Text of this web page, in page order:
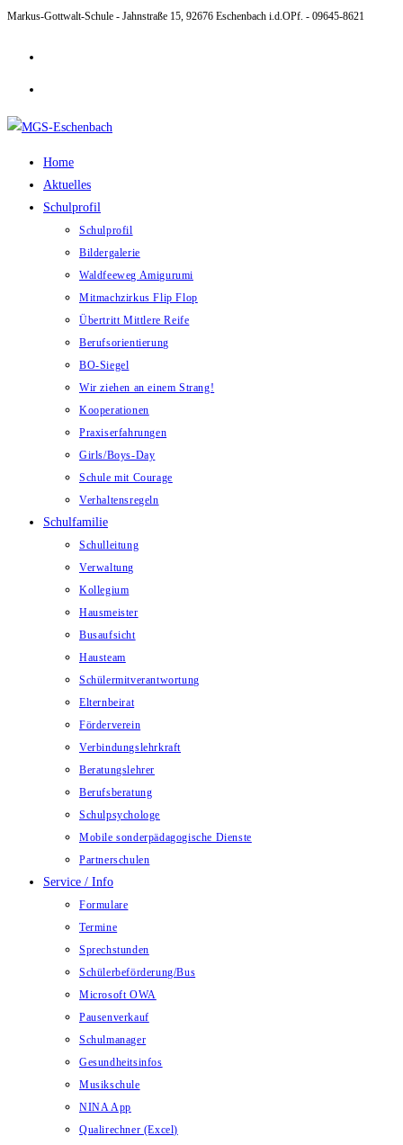
Zum
springen
Markus-Gottwalt-Schule - Jahnstraße 15, 92676 Eschenbach i.d.OPf. - 09645-8621
Home
Aktuelles
Schulprofil
Schulprofil
Bildergalerie
Waldfeeweg Amigurumi
Mitmachzirkus Flip Flop
Übertritt Mittlere Reife
Berufsorientierung
BO-Siegel
Wir ziehen an einem Strang!
Kooperationen
Praxiserfahrungen
Girls/Boys-Day
Schule mit Courage
Verhaltensregeln
Schulfamilie
Schulleitung
Verwaltung
Kollegium
Hausmeister
Busaufsicht
Hausteam
Schülermitverantwortung
Elternbeirat
Förderverein
Verbindungslehrkraft
Beratungslehrer
Berufsberatung
Schulpsychologe
Mobile sonderpädagogische Dienste
Partnerschulen
Service / Info
Formulare
Termine
Sprechstunden
Schülerbeförderung/Bus
Microsoft OWA
Pausenverkauf
Schulmanager
Gesundheitsinfos
Musikschule
NINA App
Qualirechner (Excel)